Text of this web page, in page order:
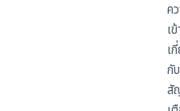
ค
เ
เ
กับ
สั